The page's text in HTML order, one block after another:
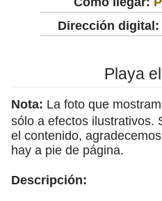
Dirección digital:
Playa
Nota: La foto que
sólo a efectos ilustrativos.
el contenido,
hay a pie de página.
Descripción: